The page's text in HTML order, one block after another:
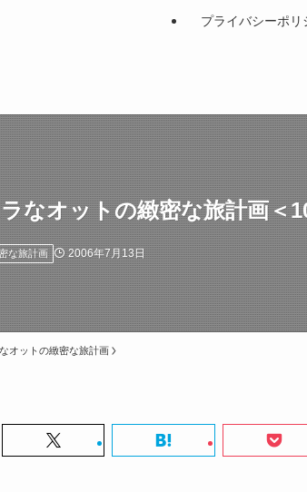
プライバシーポリ
なオットの緻密な旅計画＜
な旅計画 2006年7月13日
オットの緻密な旅計画